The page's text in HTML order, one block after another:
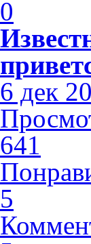
0
6 дек
641
5